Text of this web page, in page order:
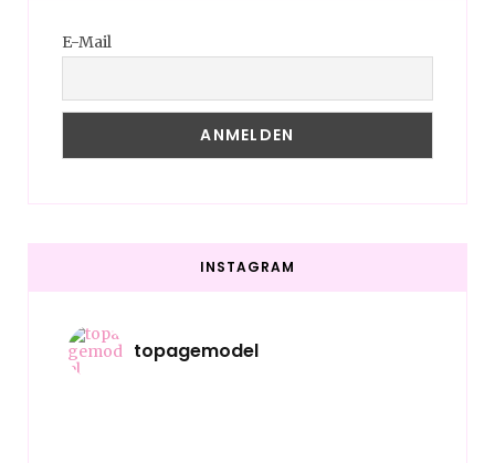
E-Mail
INSTAGRAM
topagemodel